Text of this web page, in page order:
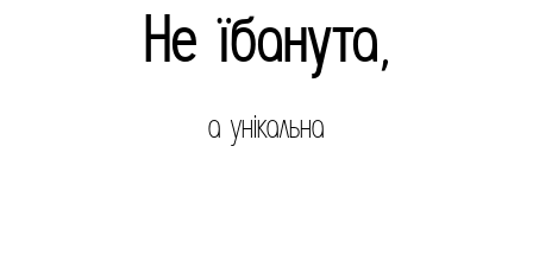
Не їбанута,
а унікальна